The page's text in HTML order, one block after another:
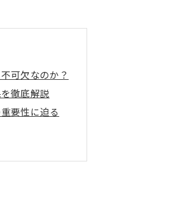
可欠なのか？
徹底解説
要性に迫る
な髪への道